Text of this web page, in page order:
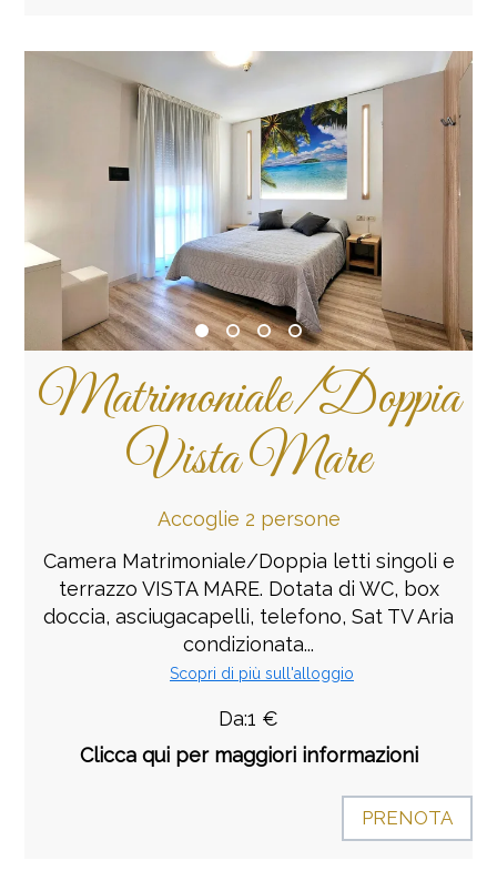
Matrimoniale/Doppia
Vista Mare
Accoglie 2 persone
Camera Matrimoniale/Doppia letti singoli e
terrazzo VISTA MARE. Dotata di WC, box
doccia, asciugacapelli, telefono, Sat TV Aria
condizionata...
Scopri di più sull'alloggio
Da:1 €
Clicca qui per maggiori informazioni
PRENOTA